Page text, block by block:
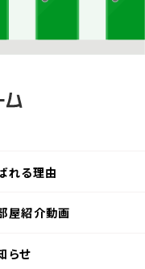
れる理由
屋紹介動画
らせ